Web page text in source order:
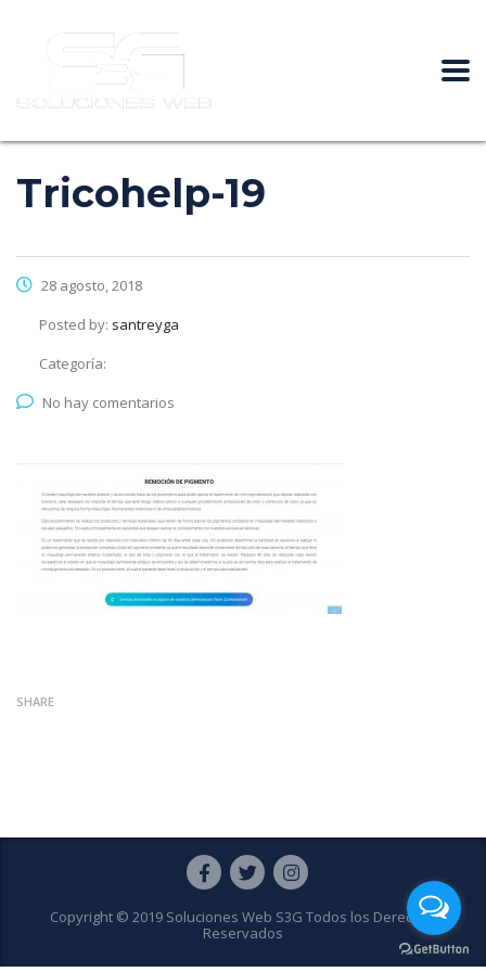
Tricohelp-19
28 agosto, 2018
Posted by: santreyga
Categoría:
No hay comentarios
SHARE
Copyright © 2019 Soluciones Web S3G Todos los Derechos
Reservados